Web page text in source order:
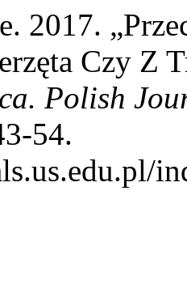
2017.
Czy Z
Polish
54.